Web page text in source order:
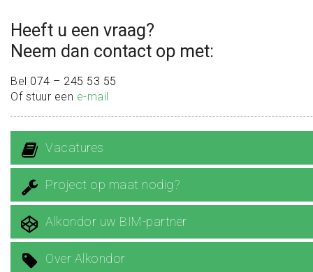
Heeft u een vraag?
Neem dan contact op met:
Bel 074 – 245 53 55
Of stuur een e-mail
Vacatures
Project op maat nodig?
Alkondor uw BIM-partner
Over Alkondor